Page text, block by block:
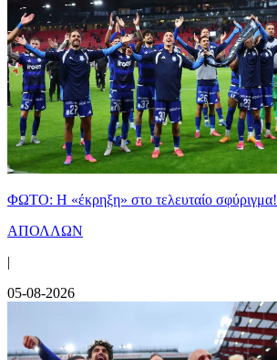
ΦΩΤΟ: Η «έκρηξη» στο τελευταίο σφύριγμα!
ΑΠΟΛΛΩΝ
|
05-08-2026